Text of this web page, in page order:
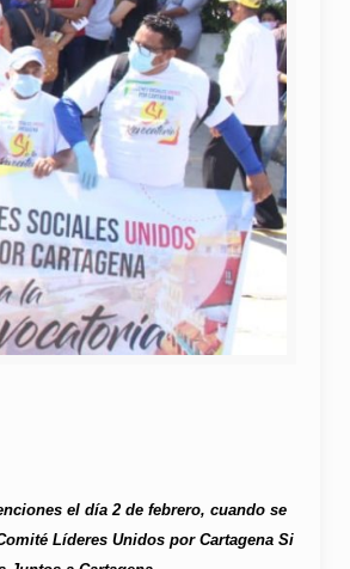
el día 2 de febrero, cuando se
Líderes Unidos por Cartagena Si